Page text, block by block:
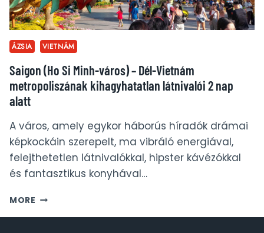
ÁZSIA VIETNÁM
Saigon (Ho Si Minh-város) – Dél-Vietnám
metropoliszának kihagyhatatlan látnivalói 2 nap
alatt
A város, amely egykor háborús híradók drámai
képkockáin szerepelt, ma vibráló energiával,
felejthetetlen látnivalókkal, hipster kávézókkal
és fantasztikus konyhával…
MORE SAIGON